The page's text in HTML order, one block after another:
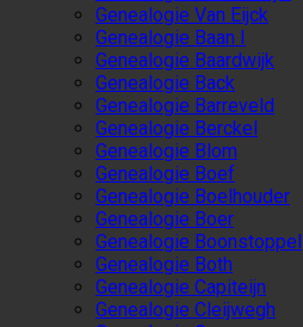
Genealogie Van Eijck
Genealogie Baan I
Genealogie Baardwijk
Genealogie Back
Genealogie Barreveld
Genealogie Berckel
Genealogie Blom
Genealogie Boef
Genealogie Boelhouder
Genealogie Boer
Genealogie Boonstoppel
Genealogie Both
Genealogie Capiteijn
Genealogie Cleijwegh